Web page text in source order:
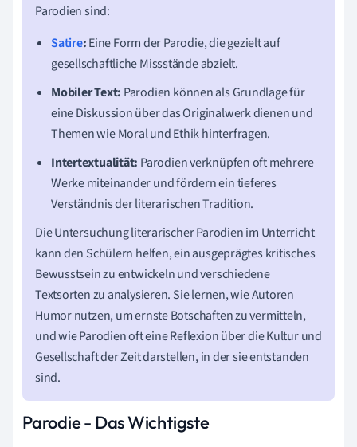
Parodien sind:
Satire:Eine Form der Parodie, die gezielt auf
gesellschaftliche Missstände abzielt.
Mobiler Text: Parodien können als Grundlage für
eine Diskussion über das Originalwerk dienen und
Themen wie Moral und Ethik hinterfragen.
Intertextualität: Parodien verknüpfen oft mehrere
Werke miteinander und fördern ein tieferes
Verständnis der literarischen Tradition.
Die Untersuchung literarischer Parodien im Unterricht
kann den Schülern helfen, ein ausgeprägtes kritisches
Bewusstsein zu entwickeln und verschiedene
Textsorten zu analysieren. Sie lernen, wie Autoren
Humor nutzen, um ernste Botschaften zu vermitteln,
und wie Parodien oft eine Reflexion über die Kultur und
Gesellschaft der Zeit darstellen, in der sie entstanden
sind.
Parodie - Das Wichtigste